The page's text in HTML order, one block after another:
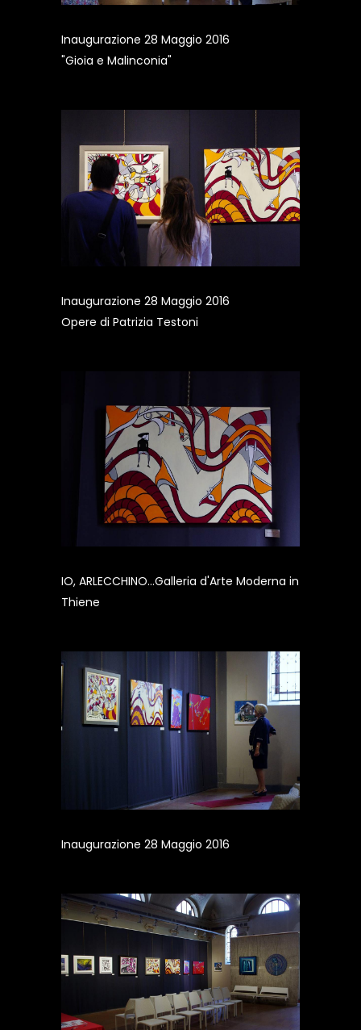
Inaugurazione 28 Maggio 2016
"Gioia e Malinconia"
Inaugurazione 28 Maggio 2016
Opere di Patrizia Testoni
IO, ARLECCHINO...Galleria d'Arte Moderna in
Thiene
Inaugurazione 28 Maggio 2016